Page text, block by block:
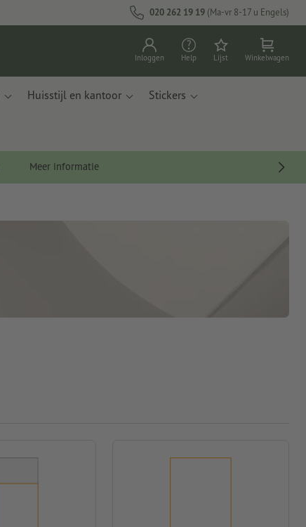
020 262 19 19 (Ma-vr 8-17 u Engels)
Inloggen Help Lijst Winkelwagen
Huisstijl en kantoor Stickers
Meer informatie